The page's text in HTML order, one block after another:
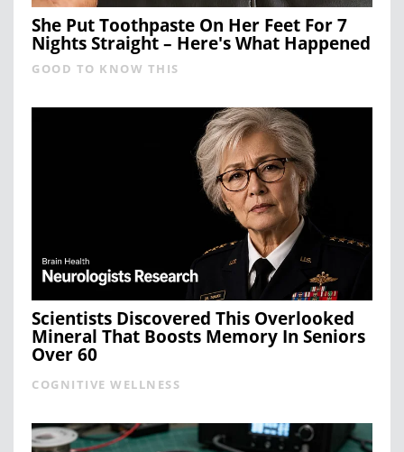
She Put Toothpaste On Her Feet For 7
Nights Straight – Here's What Happened
GOOD TO KNOW THIS
Scientists Discovered This Overlooked
Mineral That Boosts Memory In Seniors
Over 60
COGNITIVE WELLNESS